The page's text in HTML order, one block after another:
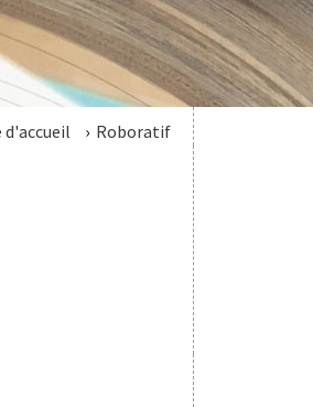
d'accueil Roboratif